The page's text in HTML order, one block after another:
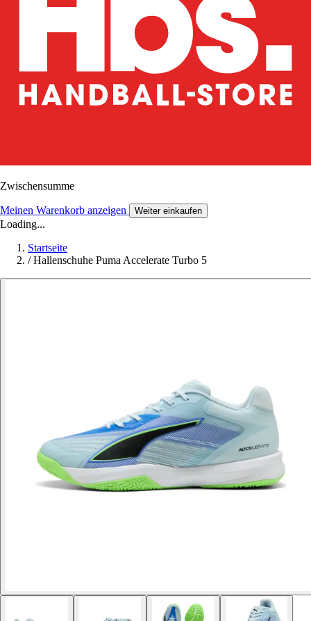
Zwischensumme
Meinen Warenkorb anzeigen Weiter einkaufen
Loading...
Startseite
/ Hallenschuhe Puma Accelerate Turbo 5